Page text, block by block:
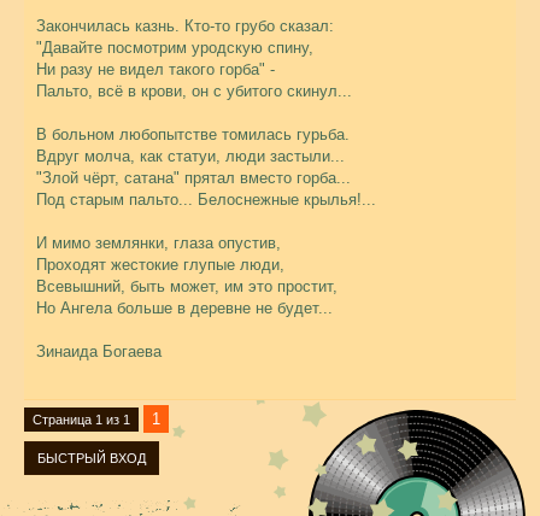
Закончилась казнь. Кто-то грубо сказал:
"Давайте посмотрим уродскую спину,
Ни разу не видел такого горба" -
Пальто, всё в крови, он с убитого скинул...
В больном любопытстве томилась гурьба.
Вдруг молча, как статуи, люди застыли...
"Злой чёрт, сатана" прятал вместо горба...
Под старым пальто... Белоснежные крылья!...
И мимо землянки, глаза опустив,
Проходят жестокие глупые люди,
Всевышний, быть может, им это простит,
Но Ангела больше в деревне не будет...
Зинаида Богаева
Страница 1 из 1 1